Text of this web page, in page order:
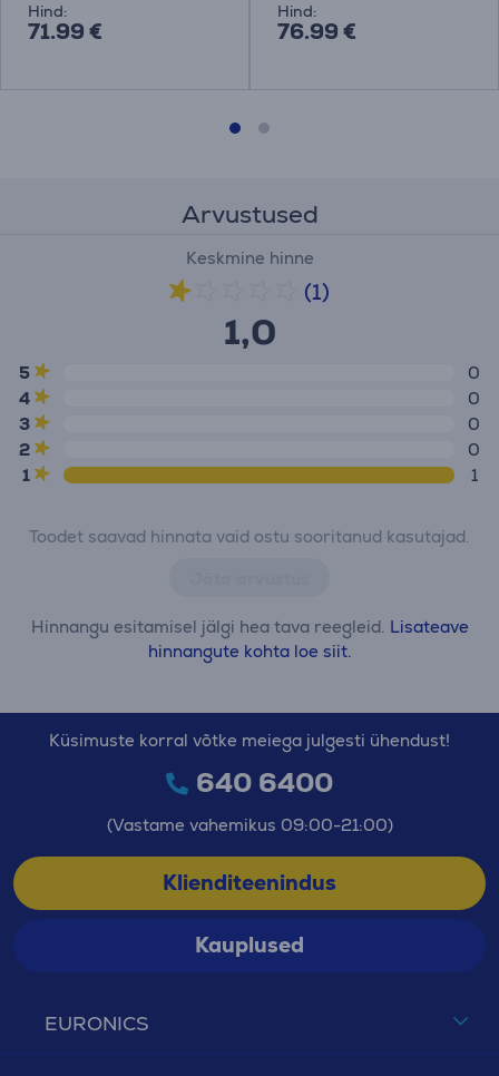
Hind:
71.99 €
Hind:
76.99 €
Arvustused
Keskmine hinne
(1)
1,0
5
0
4
0
3
0
2
0
1
1
Toodet saavad hinnata vaid ostu sooritanud kasutajad.
Hinnangu esitamisel jälgi hea tava reegleid. Lisateave
hinnangute kohta loe siit.
EURONICS
Küsimuste korral võtke meiega julgesti ühendust!
640 6400
(Vastame vahemikus 09:00-21:00)
Klienditeenindus
Kauplused